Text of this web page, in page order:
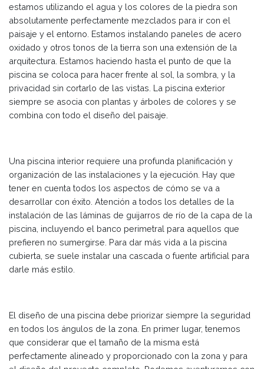
estamos utilizando el agua y los colores de la piedra son
absolutamente perfectamente mezclados para ir con el
paisaje y el entorno. Estamos instalando paneles de acero
oxidado y otros tonos de la tierra son una extensión de la
arquitectura. Estamos haciendo hasta el punto de que la
piscina se coloca para hacer frente al sol, la sombra, y la
privacidad sin cortarlo de las vistas. La piscina exterior
siempre se asocia con plantas y árboles de colores y se
combina con todo el diseño del paisaje.
Una piscina interior requiere una profunda planificación y
organización de las instalaciones y la ejecución. Hay que
tener en cuenta todos los aspectos de cómo se va a
desarrollar con éxito. Atención a todos los detalles de la
instalación de las láminas de guijarros de río de la capa de la
piscina, incluyendo el banco perimetral para aquellos que
prefieren no sumergirse. Para dar más vida a la piscina
cubierta, se suele instalar una cascada o fuente artificial para
darle más estilo.
El diseño de una piscina debe priorizar siempre la seguridad
en todos los ángulos de la zona. En primer lugar, tenemos
que considerar que el tamaño de la misma está
perfectamente alineado y proporcionado con la zona y para